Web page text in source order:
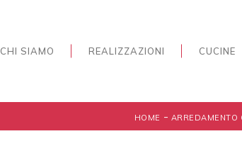
CHI SIAMO REALIZZAZIONI CUCINE
HOME - ARREDAMENTO